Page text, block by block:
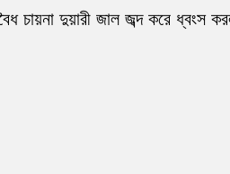
চায়না দুয়ারী জাল জব্দ করে ধ্বংস